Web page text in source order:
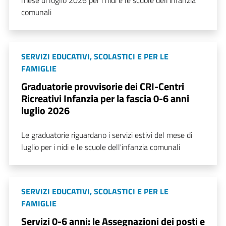
comunali
SERVIZI EDUCATIVI, SCOLASTICI E PER LE
FAMIGLIE
Graduatorie provvisorie dei CRI-Centri
Ricreativi Infanzia per la fascia 0-6 anni
luglio 2026
Le graduatorie riguardano i servizi estivi del mese di
luglio per i nidi e le scuole dell'infanzia comunali
SERVIZI EDUCATIVI, SCOLASTICI E PER LE
FAMIGLIE
Servizi 0-6 anni: le Assegnazioni dei posti e